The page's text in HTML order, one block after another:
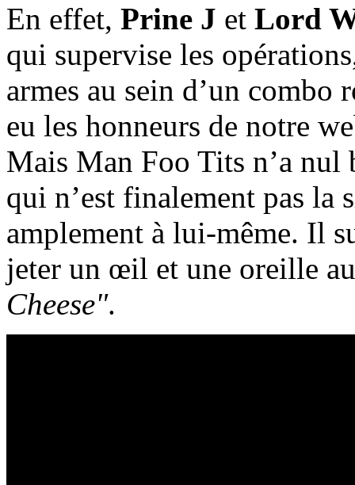
En effet, Prine J et Lord
qui supervise les
armes au sein d’un
eu les honneurs de notre
Mais Man Foo Tits n’a nul
qui n’est finalement pas la
amplement à lui-même. Il
jeter un œil et une oreille
Cheese".